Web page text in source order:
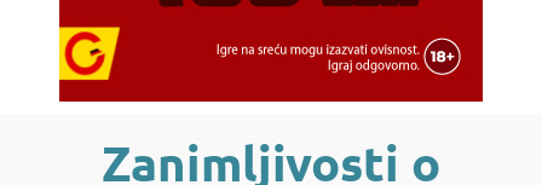
Zanimljivosti o